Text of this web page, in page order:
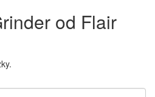
od Flair